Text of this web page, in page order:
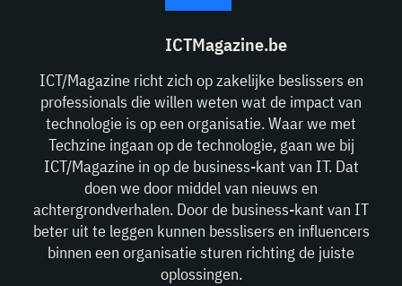
ICTMagazine.be
ICT/Magazine richt zich op zakelijke beslissers en
professionals die willen weten wat de impact van
technologie is op een organisatie. Waar we met
Techzine ingaan op de technologie, gaan we bij
ICT/Magazine in op de business-kant van IT. Dat
doen we door middel van nieuws en
achtergrondverhalen. Door de business-kant van IT
beter uit te leggen kunnen besslisers en influencers
binnen een organisatie sturen richting de juiste
oplossingen.